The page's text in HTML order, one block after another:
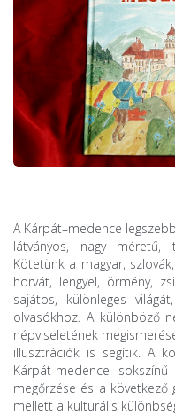
A Kárpát–medence
látványos, nagy
Kötetünk a magyar,
horvát, lengyel, örmény,
sajátos, különleges
olvasókhoz. A különböző
népviseletének
illusztrációk is segítik. A
Kárpát-medence
megőrzése és a
mellett a kulturális